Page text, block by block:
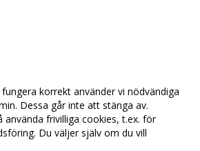
korrekt använder vi nödvändiga
Dessa går inte att stänga av.
använda frivilliga cookies, t.ex. för
Du väljer själv om du vill